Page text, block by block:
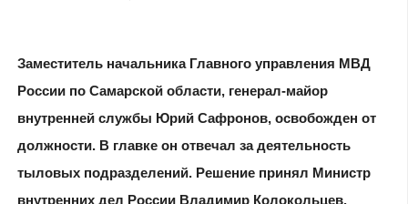
Заместитель начальника Главного управления МВД
России по Самарской области, генерал-майор
внутренней службы Юрий Сафронов, освобожден от
должности. В главке он отвечал за деятельность
тыловых подразделений. Решение принял Министр
внутренних дел России Владимир Колокольцев.